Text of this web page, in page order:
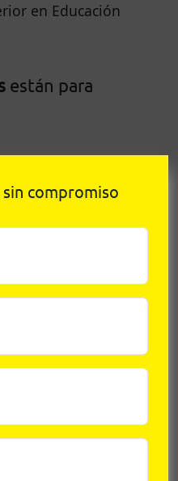
en Educación
están para
compromiso